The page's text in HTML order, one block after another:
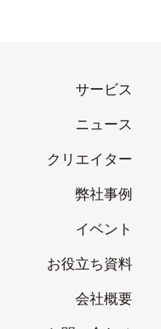
サービス
ニュース
クリエイター
弊社事例
イベント
お役立ち資料
会社概要